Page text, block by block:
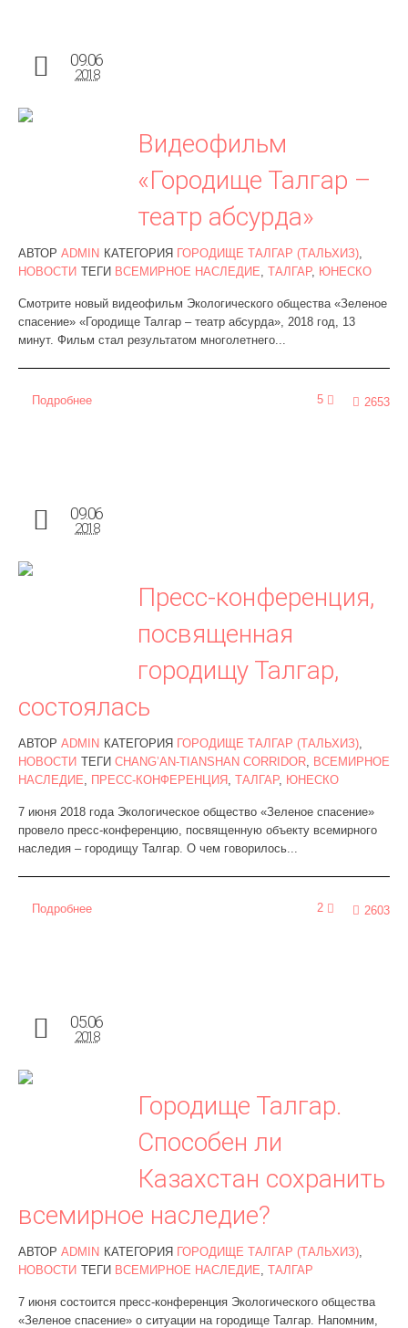
09.06
2018
Видеофильм
«Городище Талгар –
театр абсурда»
АВТОР ADMIN КАТЕГОРИЯ ГОРОДИЩЕ ТАЛГАР (ТАЛЬХИЗ),
НОВОСТИ ТЕГИ ВСЕМИРНОЕ НАСЛЕДИЕ, ТАЛГАР, ЮНЕСКО
Смотрите новый видеофильм Экологического общества «Зеленое
спасение» «Городище Талгар – театр абсурда», 2018 год, 13
минут. Фильм стал результатом многолетнего...
5 2653
Подробнее
09.06
2018
Пресс-конференция,
посвященная
городищу Талгар,
состоялась
АВТОР ADMIN КАТЕГОРИЯ ГОРОДИЩЕ ТАЛГАР (ТАЛЬХИЗ),
НОВОСТИ ТЕГИ CHANG’AN-TIANSHAN CORRIDOR, ВСЕМИРНОЕ
НАСЛЕДИЕ, ПРЕСС-КОНФЕРЕНЦИЯ , ТАЛГАР, ЮНЕСКО
7 июня 2018 года Экологическое общество «Зеленое спасение»
провело пресс-конференцию, посвященную объекту всемирного
наследия – городищу Талгар. О чем говорилось...
2 2603
Подробнее
05.06
2018
Городище Талгар.
Способен ли
Казахстан сохранить
всемирное наследие?
АВТОР ADMIN КАТЕГОРИЯ ГОРОДИЩЕ ТАЛГАР (ТАЛЬХИЗ),
НОВОСТИ ТЕГИ ВСЕМИРНОЕ НАСЛЕДИЕ, ТАЛГАР
7 июня состоится пресс-конференция Экологического общества
«Зеленое спасение» о ситуации на городище Талгар. Напомним,